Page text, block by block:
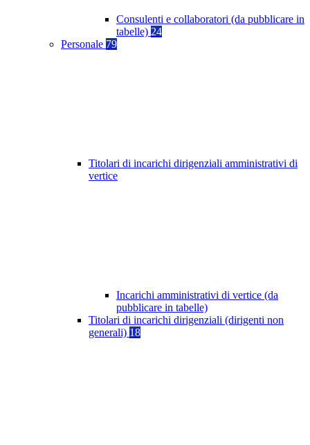
Consulenti e collaboratori (da pubblicare in
tabelle) 24
Personale 79
Titolari di incarichi dirigenziali amministrativi di
vertice
Incarichi amministrativi di vertice (da
pubblicare in tabelle)
Titolari di incarichi dirigenziali (dirigenti non
generali) 18